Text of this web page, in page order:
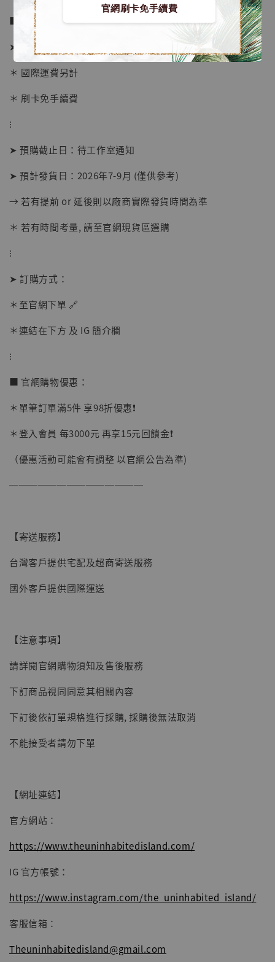
官網刷卡免手續費
NT$ 1,870
【現貨】BJSTUDIO 1/6系列可動蒐藏人偶 讓
NT$ 4,980
NT$ 5,300
■ 販售資訊 (NT$)：
➤ 價格 7980元 (訂金4580)
＊ 國際運費另計
＊ 刷卡免手續費
⁝
➤ 預購截止日：待工作室通知
➤ 預計發貨日：2026年7-9月 (僅供參考)
→ 若有提前 or 延後則以廠商實際發貨時間為準
＊ 若有時間考量, 請至官網現貨區選購
⁝
➤ 訂購方式：
＊至官網下單 🔗
＊連結在下方 及 IG 簡介欄
⁝
■ 官網購物優惠：
＊單筆訂單滿5件 享98折優惠❗️
＊登入會員 每3000元 再享15元回饋金❗️
（優惠活動可能會有調整 以官網公告為準)
──────────────
【寄送服務】
台灣客戶提供宅配及超商寄送服務
國外客戶提供國際運送
【注意事項】
請詳閱官網購物須知及售後服務
下訂商品視同同意其相關內容
下訂後依訂單規格進行採購, 採購後無法取消
不能接受者請勿下單
【網址連結】
官方網站：
https://www.theuninhabitedisland.com/
IG 官方帳號：
https://www.instagram.com/the_uninhabited_island/
客服信箱：
Theuninhabitedisland@gmail.com